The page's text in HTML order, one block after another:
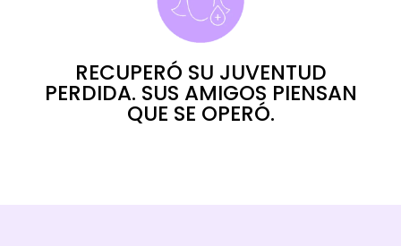
RECUPERÓ SU JUVENTUD
PERDIDA. SUS AMIGOS PIENSAN
QUE SE OPERÓ.